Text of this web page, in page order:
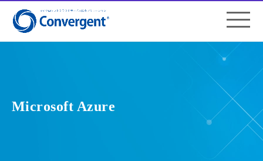
Microsoft Azure